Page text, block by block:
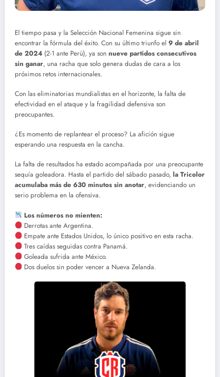
El tiempo pasa y la Selección Nacional Femenina sigue sin
encontrar la fórmula del éxito. Con su último triunfo el 9 de abril
de 2024 (2-1 ante Perú), ya son nueve partidos consecutivos
sin ganar, una racha que solo genera dudas de cara a los
próximos retos internacionales.
Con las eliminatorias mundialistas en el horizonte, la falta de
efectividad en el ataque y la fragilidad defensiva son
preocupantes.
¿Es momento de replantear el proceso? La afición sigue
esperando una respuesta en la cancha.
La falta de resultados ha estado acompañada por una preocupante
sequía goleadora. Hasta el partido del sábado pasado, la Tricolor
acumulaba más de 630 minutos sin anotar, evidenciando un
serio problema en la ofensiva.
Los números no mienten:
Derrotas ante Argentina.
Empate ante Estados Unidos, lo único positivo en esta racha.
Tres caídas seguidas contra Panamá.
Goleada sufrida ante México.
Dos duelos sin poder vencer a Nueva Zelanda.